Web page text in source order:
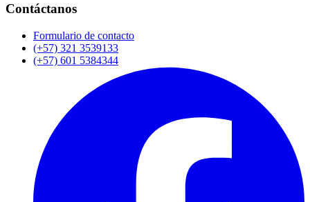
Contáctanos
Formulario de contacto
(+57) 321 3539133
(+57) 601 5384344